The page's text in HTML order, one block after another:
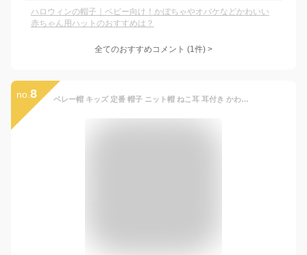
ハロウィンの帽子｜ベビー向け！かぼちゃやオバケなどかわいい
赤ちゃん用ハットのおすすめは？
全てのおすすめコメント (1件) >
no. 8 ベレー帽 キッズ 定番 帽子 ニット帽 ねこ耳 耳付き かわいい 可愛い カジュアル おしゃれ オシャレ 女の子 男の子 秋 冬 暖かい 防寒 お出かけ 子供 子ども ベビー 幼児 園児 ギフト